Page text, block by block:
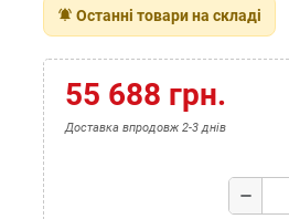
notifications_active Останні товари на складі
55 688 грн.
Доставка впродовж 2-3 днів
remove